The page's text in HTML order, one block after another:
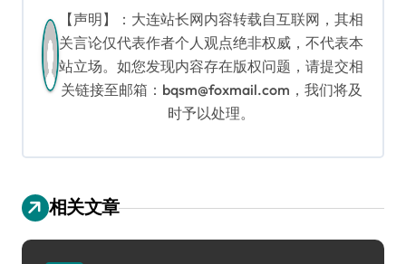
【声明】：大连站长网内容转载自互联网，其相
关言论仅代表作者个人观点绝非权威，不代表本
站立场。如您发现内容存在版权问题，请提交相
关链接至邮箱：bqsm@foxmail.com，我们将及
时予以处理。
相关文章